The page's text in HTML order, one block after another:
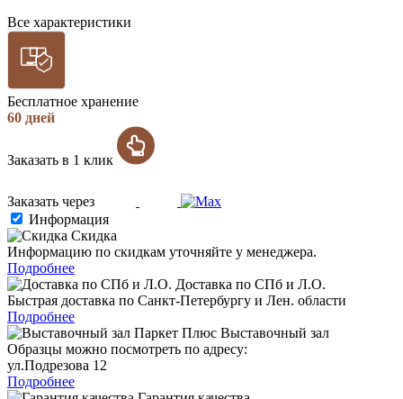
Все характеристики
Бесплатное хранение
60 дней
Заказать в 1 клик
Заказать через
Информация
Скидка
Информацию по скидкам уточняйте у менеджера.
Подробнее
Доставка по СПб и Л.О.
Быстрая доставка по Санкт-Петербургу и Лен. области
Подробнее
Выставочный зал
Образцы можно посмотреть по адресу:
ул.Подрезова 12
Подробнее